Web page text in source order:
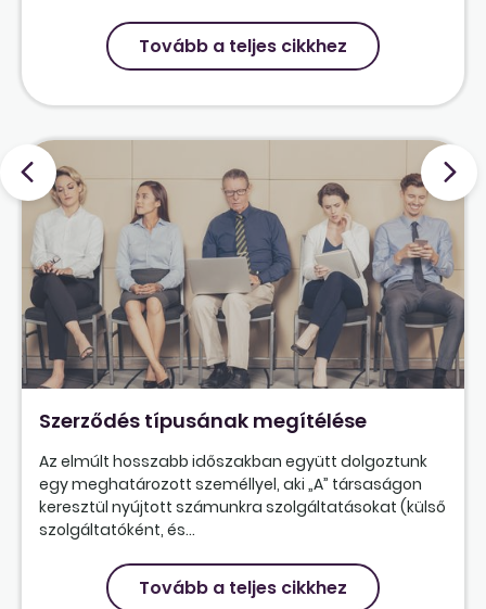
Tovább a teljes cikkhez
Szerződés típusának megítélése
Az elmúlt hosszabb időszakban együtt dolgoztunk
egy meghatározott személlyel, aki „A” társaságon
keresztül nyújtott számunkra szolgáltatásokat (külső
szolgáltatóként, és...
Tovább a teljes cikkhez